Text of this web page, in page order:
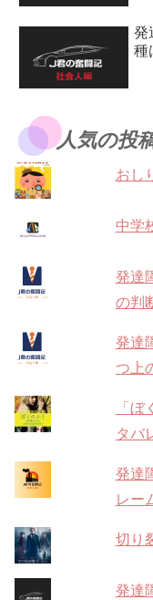
発
種
人気の投
おし
中学
発達
の判
発達
つ上
「
タバ
発達
レー
切り
発達